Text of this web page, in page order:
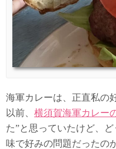
海軍カレーは、正直私の
以前、 横須賀海軍カレー
た”と思っていたけど、
味で好みの問題だったの